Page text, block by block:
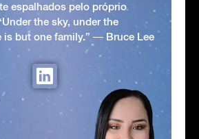
espalhados pelo próprio
the sky, under the
is but one family.” ― Bruce Lee